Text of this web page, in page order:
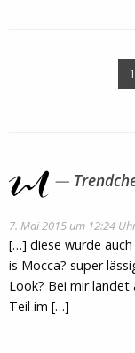
7. Mai 2015 um 12:24
[…] diese wurde
is Mocca? super
Look? Bei mir landet
Teil im […]